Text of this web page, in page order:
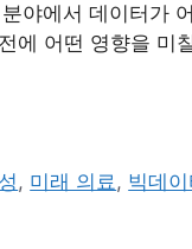
야에서 데이터가
에 어떤 영향을 미
, 미래 의료, 빅데이